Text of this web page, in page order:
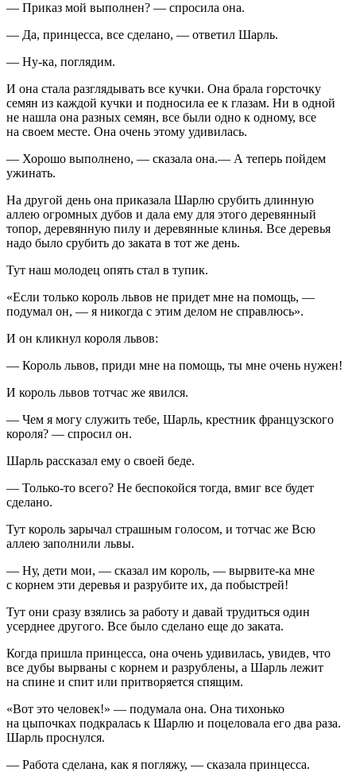
— Приказ мой выполнен? — спросила она.
— Да, принцесса, все сделано, — ответил Шарль.
— Ну-ка, поглядим.
И она стала разглядывать все кучки. Она брала горсточку
семян из каждой кучки и подносила ее к глазам. Ни в одной
не нашла она разных семян, все были одно к одному, все
на своем месте. Она очень этому удивилась.
— Хорошо выполнено, — сказала она.— А теперь пойдем
ужинать.
На другой день она приказала Шарлю срубить длинную
аллею огромных дубов и дала ему для этого деревянный
топор, деревянную пилу и деревянные клинья. Все деревья
надо было срубить до заката в тот же день.
Тут наш молодец опять стал в тупик.
«Если только король львов не придет мне на помощь, —
подумал он, — я никогда с этим делом не справлюсь».
И он кликнул короля львов:
— Король львов, приди мне на помощь, ты мне очень нужен!
И король львов тотчас же явился.
— Чем я могу служить тебе, Шарль, крестник французского
короля? — спросил он.
Шарль рассказал ему о своей беде.
— Только-то всего? Не беспокойся тогда, вмиг все будет
сделано.
Тут король зарычал страшным голосом, и тотчас же Всю
аллею заполнили львы.
— Ну, дети мои, — сказал им король, — вырвите-ка мне
с корнем эти деревья и разрубите их, да побыстрей!
Тут они сразу взялись за работу и давай трудиться один
усерднее другого. Все было сделано еще до заката.
Когда пришла принцесса, она очень удивилась, увидев, что
все дубы вырваны с корнем и разрублены, а Шарль лежит
на спине и спит или притворяется спящим.
«Вот это человек!» — подумала она. Она тихонько
на цыпочках подкралась к Шарлю и поцеловала его два раза.
Шарль проснулся.
— Работа сделана, как я погляжу, — сказала принцесса.